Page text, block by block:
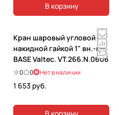
В корзину
Кран шаровый угловой с
накидной гайкой 1" вн.-вн.
BASE Valtec. VT.266.N.0606
0 0 Нет в наличии
1 653 руб.